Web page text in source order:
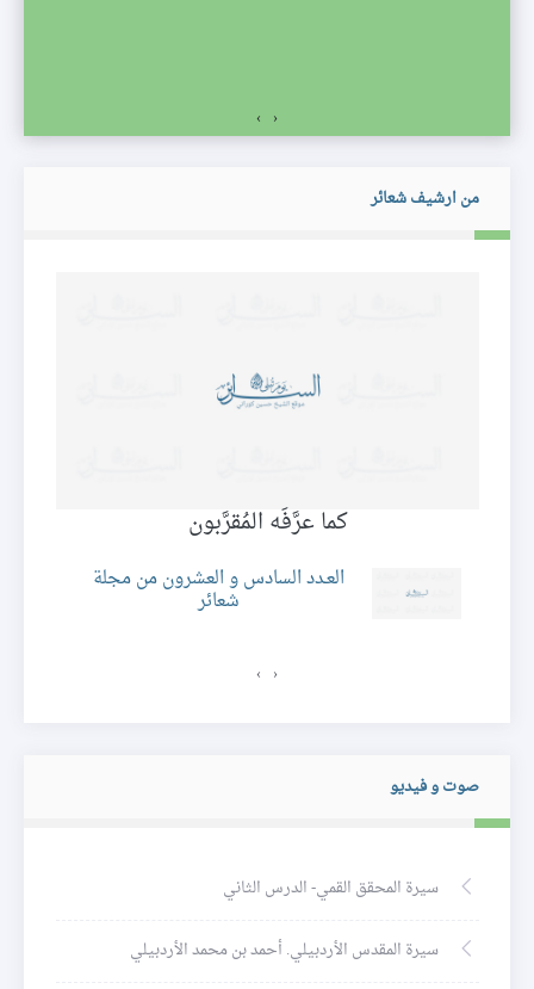
‹
›
من ارشيف شعائر
كما عرَّفَه المُقرَّبون
العـدد السادس و العشرون من مجلة
شعائر
‹
›
صوت و فيديو
سيرة المحقق القمي- الدرس الثاني
سيرة المقدس الأردبيلي. أحمد بن محمد الأردبيلي